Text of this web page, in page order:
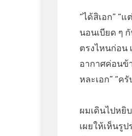
“ได้สิเอก” “
นอนเบียด ๆ
ตรงไหนก่อน
อากาศค่อนข้
หละเอก” “ค
ผมเดินไปหยิ
เผยให้เห็นรู